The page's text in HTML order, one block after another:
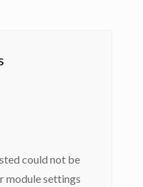
could not be
module settings